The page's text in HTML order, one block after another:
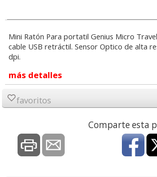
Mini Ratón Para portatil Genius Micro
cable USB retráctil. Sensor Optico de alta
dpi.
más detalles
favoritos
Comparte esta